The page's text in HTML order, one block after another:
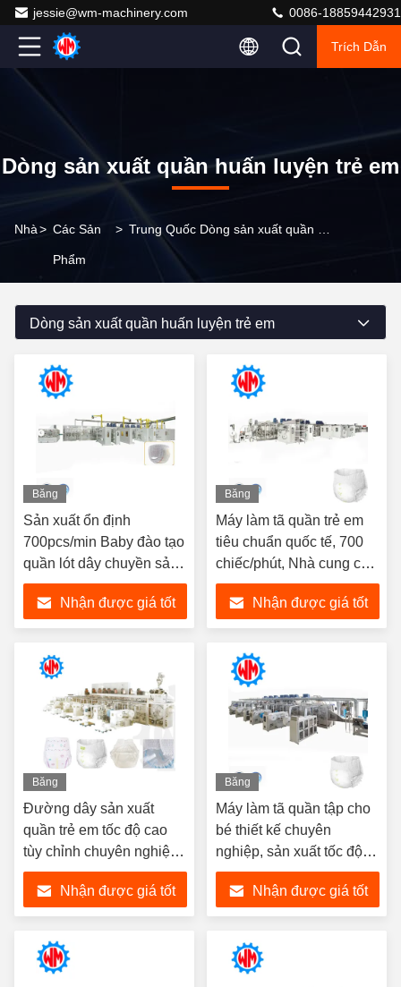
jessie@wm-machinery.com 0086-18859442931
Trích Dẫn
Dòng sản xuất quần huấn luyện trẻ em
Nhà> Các Sản
Phẩm
>
Dòng sản xuất quần huấn luyện trẻ em
Băng
hình
Sản xuất ổn định
700pcs/min Baby đào tạo
quần lót dây chuyền sản
xuất ISO9001 nhà máy
Nhận được giá tốt
Băng
hình
Máy làm tã quần trẻ em
tiêu chuẩn quốc tế, 700
chiếc/phút, Nhà cung cấp
CE ISO
Nhận được giá tốt
Băng
hình
Đường dây sản xuất
quần trẻ em tốc độ cao
tùy chỉnh chuyên nghiệp
35m * 6m * 3m
Nhận được giá tốt
Băng
hình
Máy làm tã quần tập cho
bé thiết kế chuyên
nghiệp, sản xuất tốc độ
cao với đóng gói
Nhận được giá tốt